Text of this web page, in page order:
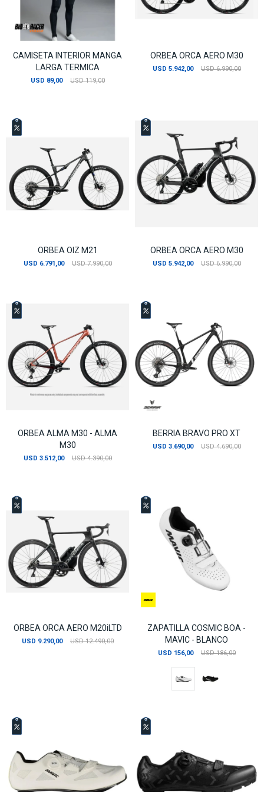
CAMISETA INTERIOR MANGA
LARGA TERMICA
USD 89,00 USD 119,00
ORBEA ORCA AERO M30
USD 5.942,00 USD 6.990,00
ORBEA OIZ M21
USD 6.791,00 USD 7.990,00
ORBEA ORCA AERO M30
USD 5.942,00 USD 6.990,00
ORBEA ALMA M30 - ALMA
M30
USD 3.512,00 USD 4.390,00
BERRIA BRAVO PRO XT
USD 3.690,00 USD 4.690,00
ORBEA ORCA AERO M20iLTD
USD 9.290,00 USD 12.490,00
ZAPATILLA COSMIC BOA -
MAVIC - BLANCO
USD 156,00 USD 186,00